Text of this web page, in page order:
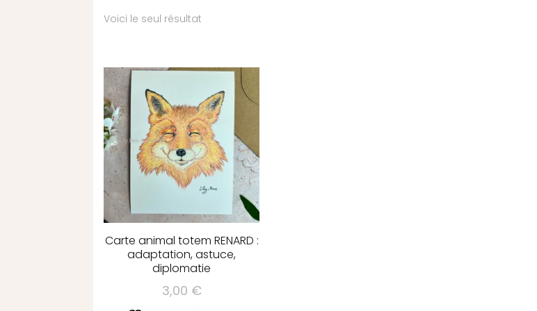
Voici le seul résultat
Carte animal totem RENARD :
adaptation, astuce,
diplomatie
3,00 €